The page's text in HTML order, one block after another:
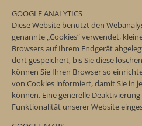
GOOGLE ANALYTICS
Diese Website benutzt den
genannte „Cookies“ verwendet,
Browsers auf Ihrem Endgerät
dort gespeichert, bis Sie diese
können Sie Ihren Browser so
von Cookies informiert, damit Sie in
können. Eine generelle
Funktionalität unserer Website